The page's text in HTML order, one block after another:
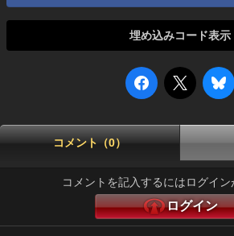
埋め込みコード表示
コメント（0）
コメントを記入するにはログイン
ログイン